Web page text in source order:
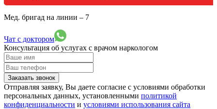
Мед. бригад на линии – 7
Чат с доктором
Консультация об услугах с врачом наркологом
Заказать звонок
Отправляя заявку, Вы даете согласие с условиями обработки
персональных данных, установленными политикой
конфиденциальности и условиями использования сайта